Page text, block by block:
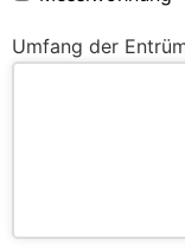
Umfang der